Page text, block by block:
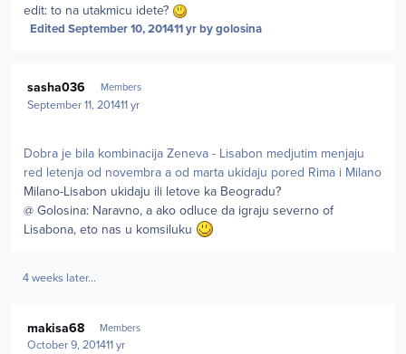
edit: to na utakmicu idete?
Edited September 10, 201411 yrby golosina
sasha036 Members
September 11, 201411 yr
Dobra je bila kombinacija Zeneva - Lisabon medjutim menjaju
red letenja od novembra a od marta ukidaju pored Rima i Milano
Milano-Lisabon ukidaju ili letove ka Beogradu?
@ Golosina: Naravno, a ako odluce da igraju severno of
Lisabona, eto nas u komsiluku
4 weeks later...
makisa68 Members
October 9, 201411 yr